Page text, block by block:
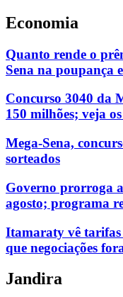
Economia
Quanto rende o
Sena na poupança
Concurso 3040 da
150 milhões; veja
Mega-Sena,
sorteados
Governo prorroga
agosto; programa
Itamaraty vê
que negociações
Jandira